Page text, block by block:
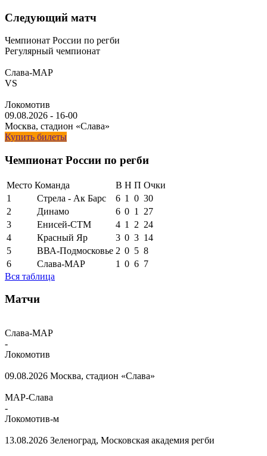
Следующий матч
Чемпионат России по регби
Регулярный чемпионат
Слава-МАР
VS
Локомотив
09.08.2026 - 16-00
Москва, стадион «Слава»
Купить билеты
Чемпионат России по регби
Место Команда В Н П Очки
1
Стрела - Ак Барс 6 1 0 30
2
Динамо 6 0 1
27
3
Енисей-СТМ 4 1 2 24
4
Красный Яр 3 0 3 14
5
ВВА-Подмосковье 2 0 5 8
6
Слава-МАР 1 0 6 7
Вся таблица
Матчи
Слава-МАР
-
Локомотив
09.08.2026 Москва, стадион «Слава»
МАР-Слава
-
Локомотив-м
13.08.2026 Зеленоград, Московская академия регби